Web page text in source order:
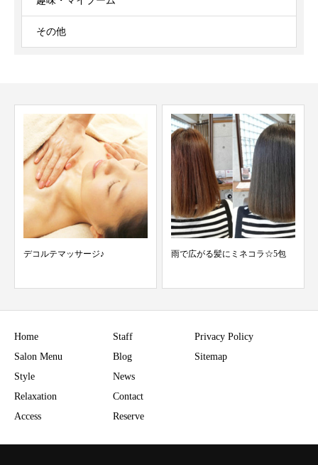
その他
雨で広がる髪にミネコラ☆5包 前髪でイメージチェンジ
Home
Salon Menu
Style
Relaxation
Access
Staff
Blog
News
Contact
Reserve
Privacy Policy
Sitemap